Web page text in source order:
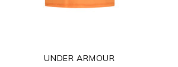
UNDER ARMOUR